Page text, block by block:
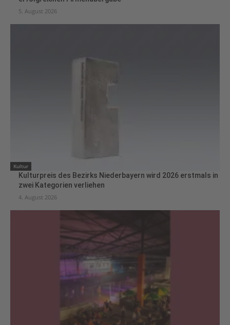
5. August 2026
Kultur
Kulturpreis des Bezirks Niederbayern wird 2026 erstmals in
zwei Kategorien verliehen
4. August 2026